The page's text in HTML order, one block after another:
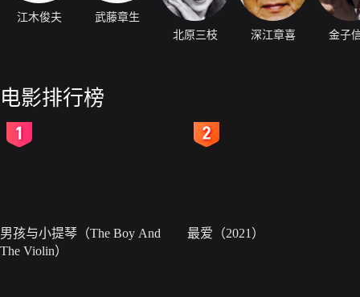
江木俊夫
武藤章生
北原三枝
深江章喜 金子
电影排行榜
男孩与小提琴（The Boy And
The Violin）
最爱（2021）